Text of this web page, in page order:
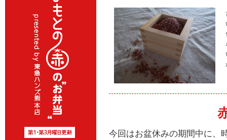
今回はお盆休みの期間中に、